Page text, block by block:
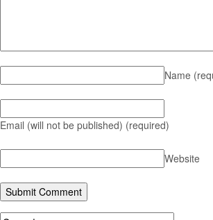
Name
Email (will not be published) (required)
Website